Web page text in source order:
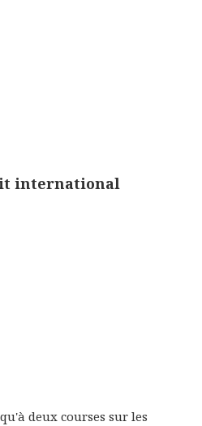
international
deux courses sur les